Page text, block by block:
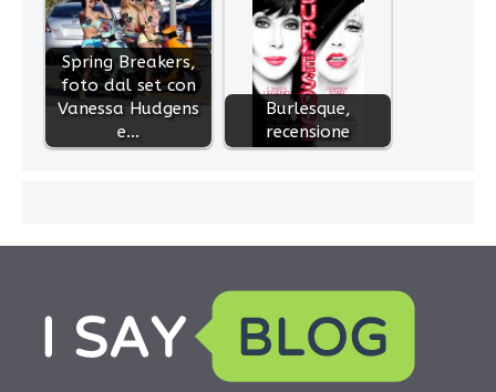
Spring Breakers,
foto dal set con
Vanessa Hudgens
e…
Burlesque,
recensione